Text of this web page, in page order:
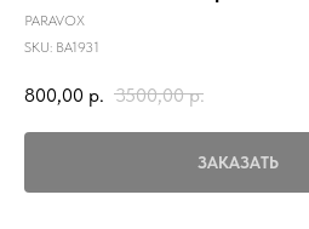
PARAVOX
SKU: BA1931
800,00 р. 3500,00 р.
ЗАКАЗАТЬ